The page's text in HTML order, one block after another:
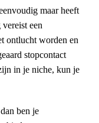
maar heeft
een
ontlucht worden en
stopcontact
in je niche, kun je
ben je